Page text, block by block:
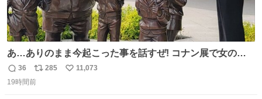
あ…ありのまま今起こった事を話すぜ! コナン展で女の子
に 「千速さんですか！？」 と声をかけられた。 あぁ鞄の
装飾かなと思ったら 「背も高いし見た目もすごく千速さん
返
信
36
リ
ポ
285
い
11,073
19時間前